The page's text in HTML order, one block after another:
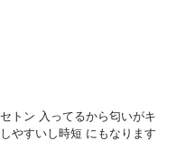
トン 入ってるから匂いがキ
やすいし時短 にもなります